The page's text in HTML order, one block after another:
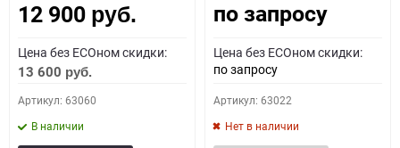
12 900 руб.
Цена без ECOном скидки:
13 600 руб.
Артикул: 63060
В наличии
по запросу
Цена без ECOном скидки:
по запросу
Артикул: 63022
Нет в наличии